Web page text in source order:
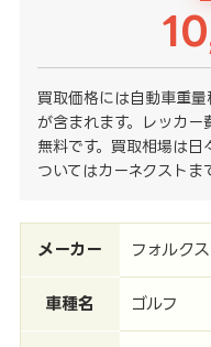
買取価格には自動車重
が含まれます。レッカ
無料です。買取相場は
ついてはカーネクストま
メーカー フォルク
車種名 ゴルフ